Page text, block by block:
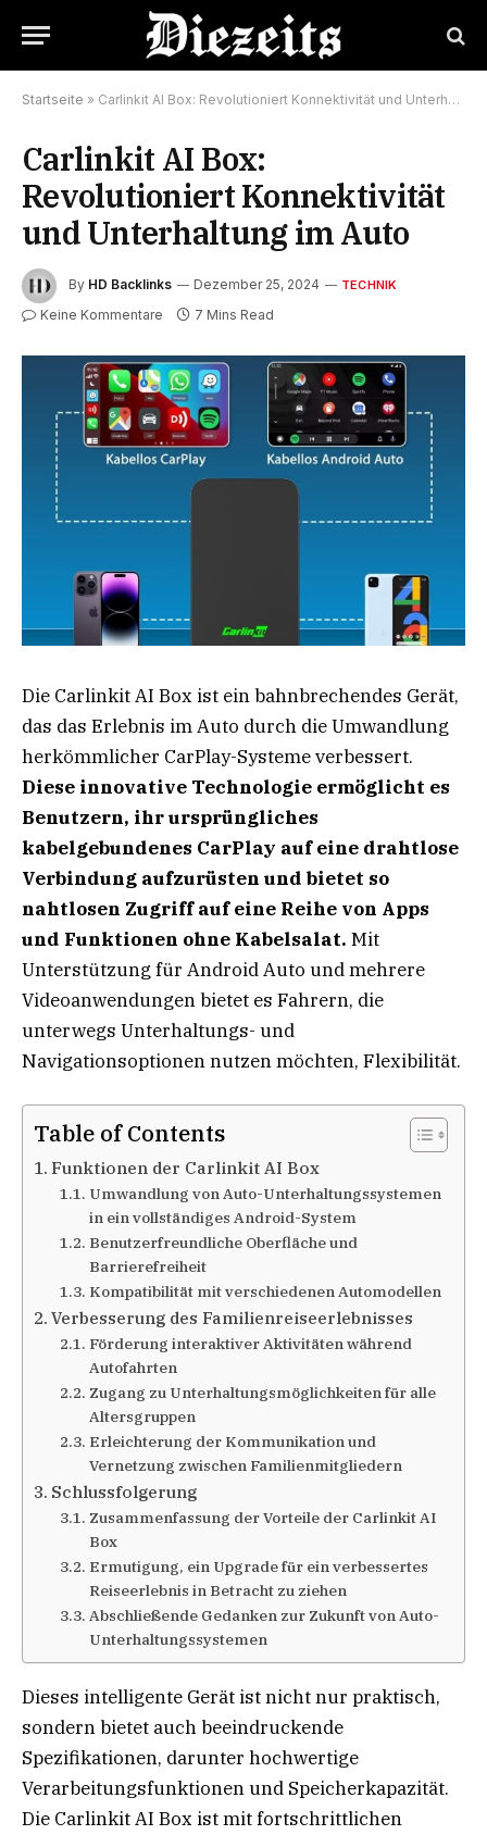
Startseite » Carlinkit AI Box: Revolutioniert Konnektivität und Unterhaltung im Auto
Carlinkit AI Box:
Revolutioniert Konnektivität
und Unterhaltung im Auto
By HD Backlinks Dezember 25, 2024 TECHNIK
Keine Kommentare 7 Mins Read
Die Carlinkit AI Box ist ein bahnbrechendes Gerät,
das das Erlebnis im Auto durch die Umwandlung
herkömmlicher CarPlay-Systeme verbessert.
Diese innovative Technologie ermöglicht es
Benutzern, ihr ursprüngliches
kabelgebundenes CarPlay auf eine drahtlose
Verbindung aufzurüsten und bietet so
nahtlosen Zugriff auf eine Reihe von Apps
und Funktionen ohne Kabelsalat. Mit
Unterstützung für Android Auto und mehrere
Videoanwendungen bietet es Fahrern, die
unterwegs Unterhaltungs- und
Navigationsoptionen nutzen möchten, Flexibilität.
Table of Contents
Funktionen der Carlinkit AI Box
Umwandlung von Auto-Unterhaltungssystemen
in ein vollständiges Android-System
Benutzerfreundliche Oberfläche und
Barrierefreiheit
Kompatibilität mit verschiedenen Automodellen
Verbesserung des Familienreiseerlebnisses
Förderung interaktiver Aktivitäten während
Autofahrten
Zugang zu Unterhaltungsmöglichkeiten für alle
Altersgruppen
Erleichterung der Kommunikation und
Vernetzung zwischen Familienmitgliedern
Schlussfolgerung
Zusammenfassung der Vorteile der Carlinkit AI
Box
Ermutigung, ein Upgrade für ein verbessertes
Reiseerlebnis in Betracht zu ziehen
Abschließende Gedanken zur Zukunft von Auto-
Unterhaltungssystemen
Dieses intelligente Gerät ist nicht nur praktisch,
sondern bietet auch beeindruckende
Spezifikationen, darunter hochwertige
Verarbeitungsfunktionen und Speicherkapazität.
Die Carlinkit AI Box ist mit fortschrittlichen